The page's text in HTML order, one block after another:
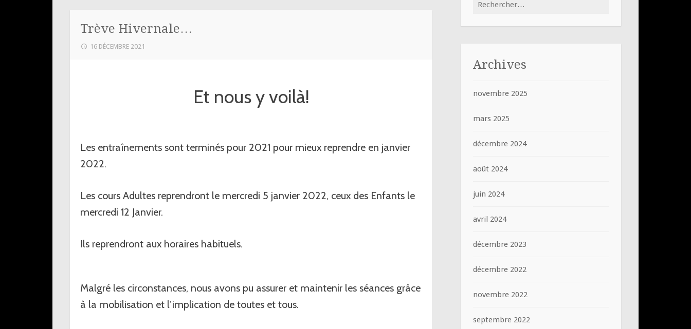
Trève Hivernale…
16 DÉCEMBRE 2021
Et nous y voilà!
Les entraînements sont terminés pour 2021 pour mieux reprendre en janvier
2022.
Les cours Adultes reprendront le mercredi 5 janvier 2022, ceux des Enfants le
mercredi 12 Janvier.
Ils reprendront aux horaires habituels.
Malgré les circonstances, nous avons pu assurer et maintenir les séances grâce
à la mobilisation et l’implication de toutes et tous.
Archives
novembre 2025
mars 2025
décembre 2024
août 2024
juin 2024
avril 2024
décembre 2023
décembre 2022
novembre 2022
septembre 2022